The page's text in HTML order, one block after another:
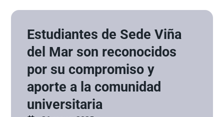
Estudiantes de Sede Viña
del Mar son reconocidos
por su compromiso y
aporte a la comunidad
universitaria